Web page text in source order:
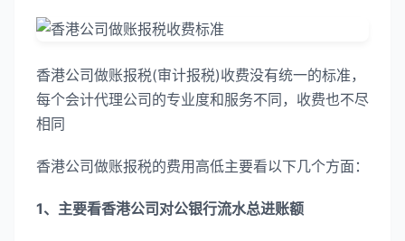
香港公司做账报税(审计报税)收费没有统一的标准，
每个会计代理公司的专业度和服务不同，收费也不尽
相同
香港公司做账报税的费用高低主要看以下几个方面：
1、主要看香港公司对公银行流水总进账额